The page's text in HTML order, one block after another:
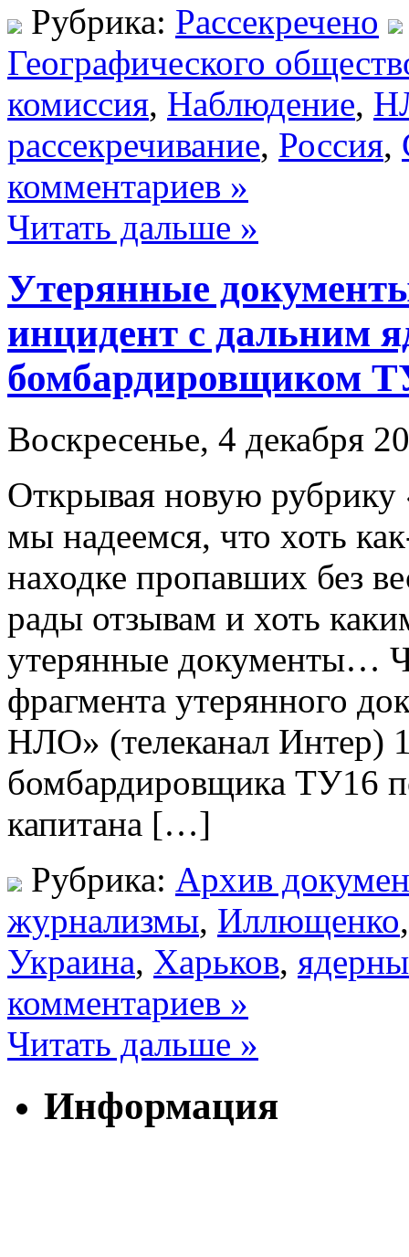
Рубрика: Рассекречено
Географического
комиссия, Наблюдение,
рассекречивание, Россия,
комментариев »
Читать дальше »
Утерянные
инцидент с дальним
бомбардировщиком
Воскресенье, 4 декабря
Открывая новую
мы надеемся, что хоть
находке пропавших без
рады отзывам и хоть
утерянные документы…
фрагмента утерянного
НЛО» (телеканал Интер)
бомбардировщика ТУ16
капитана […]
Рубрика: Архив
журнализмы, Иллющенко
Украина, Харьков,
комментариев »
Читать дальше »
Информация